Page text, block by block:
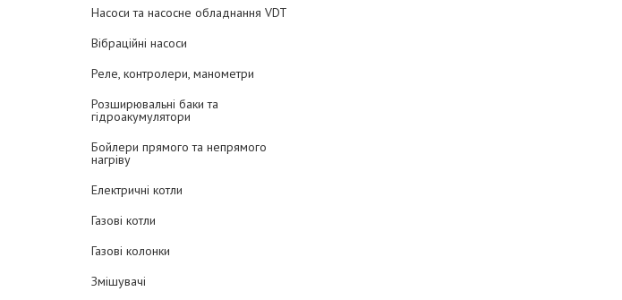
Насоси та насосне обладнання VDT
Вібраційні насоси
Реле, контролери, манометри
Розширювальні баки та
гідроакумулятори
Бойлери прямого та непрямого
нагріву
Електричні котли
Газові котли
Газові колонки
Змішувачі